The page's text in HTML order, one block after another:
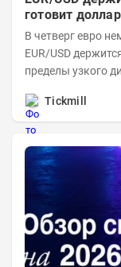
готовит
В четверг евро
EUR/USD
пределы узкого диапазона.
Tickmill